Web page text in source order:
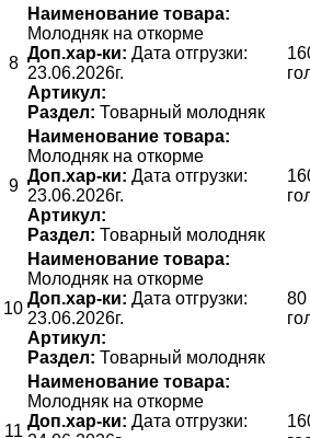
8
Наименование товара:
Молодняк на откорме
Доп.хар-ки: Дата отгрузки:
23.06.2026г.
Артикул:
Раздел: Товарный молодняк
9
Наименование товара:
Молодняк на откорме
Доп.хар-ки: Дата отгрузки:
23.06.2026г.
Артикул:
Раздел: Товарный молодняк
10
Наименование товара:
Молодняк на откорме
Доп.хар-ки: Дата отгрузки:
23.06.2026г.
Артикул:
Раздел: Товарный молодняк
80
11
Наименование товара:
Молодняк на откорме
Доп.хар-ки: Дата отгрузки: